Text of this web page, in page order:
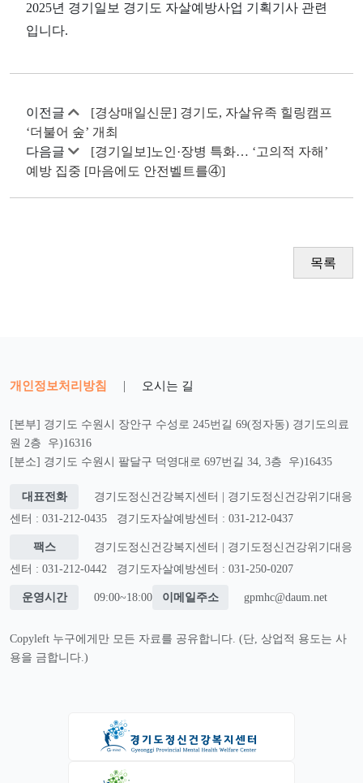
2025년 경기일보 경기도 자살예방사업 기획기사 관련
입니다.
이전글
[경상매일신문] 경기도, 자살유족 힐링캠프
‘더불어 숲’ 개최
다음글
[경기일보]노인·장병 특화… ‘고의적 자해’
예방 집중 [마음에도 안전벨트를④]
목록
개인정보처리방침 | 오시는 길
[본부] 경기도 수원시 장안구 수성로 245번길 69(정자동) 경기도의료
원 2층 우)16316
[분소] 경기도 수원시 팔달구 덕영대로 697번길 34, 3층 우)16435
대표전화
경기도정신건강복지센터 | 경기도정신건강위기대응
센터 : 031-212-0435
경기도자살예방센터 : 031-212-0437
팩스
경기도정신건강복지센터 | 경기도정신건강위기대응
센터 : 031-212-0442
경기도자살예방센터 : 031-250-0207
운영시간 09:00~18:00 이메일주소 gpmhc@daum.net
Copyleft 누구에게만 모든 자료를 공유합니다. (단, 상업적 용도는 사
용을 금합니다.)